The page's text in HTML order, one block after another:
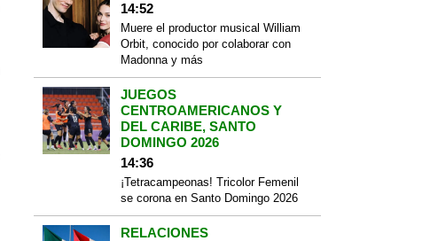
14:52
Muere el productor musical William
Orbit, conocido por colaborar con
Madonna y más
JUEGOS
CENTROAMERICANOS Y
DEL CARIBE, SANTO
DOMINGO 2026
14:36
¡Tetracampeonas! Tricolor Femenil
se corona en Santo Domingo 2026
RELACIONES